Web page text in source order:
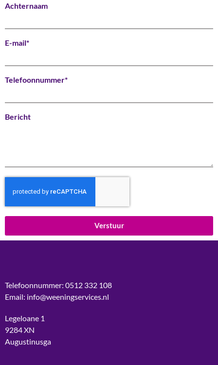
Achternaam
E-mail*
Telefoonnummer*
Bericht
Verstuur
Telefoonnummer: 0512 332 108
Email: info@weeningservices.nl
Legeloane 1
9284 XN
Augustinusga